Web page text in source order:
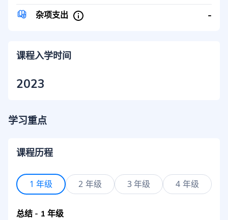
杂项支出 -
课程入学时间
2023
学习重点
课程历程
1 年级 2 年级 3 年级 4 年级
总结 - 1 年级